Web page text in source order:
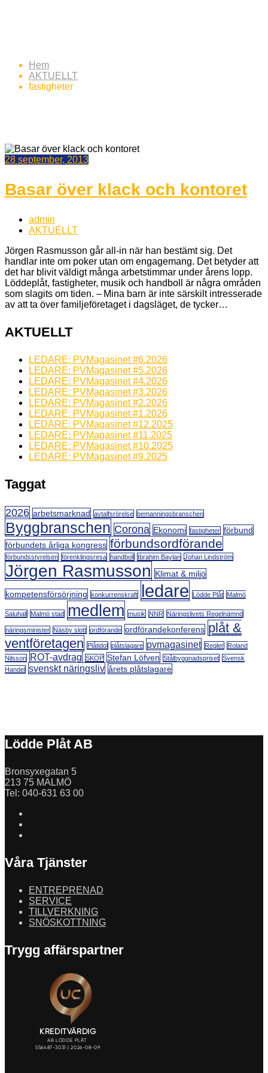
Hem
AKTUELLT
fastigheter
28 september, 2013
Basar över klack och kontoret
admin
AKTUELLT
Jörgen Rasmusson går all-in när han bestämt sig. Det
handlar inte om poker utan om engagemang. Det betyder att
det har blivit väldigt många arbetstimmar under årens lopp.
Löddeplåt, fastigheter, musik och handboll är några områden
som slagits om tiden. – Mina barn är inte särskilt intresserade
av att ta över familjeföretaget i dagsläget, de tycker…
AKTUELLT
LEDARE: PVMagasinet #6.2026
LEDARE: PVMagasinet #5.2026
LEDARE: PVMagasinet #4.2026
LEDARE: PVMagasinet #3.2026
LEDARE: PVMagasinet #2.2026
LEDARE: PVMagasinet #1.2026
LEDARE: PVMagasinet #12.2025
LEDARE: PVMagasinet #11.2025
LEDARE: PVMagasinet #10.2025
LEDARE: PVMagasinet #9.2025
Taggat
2026 arbetsmarknad avtalfsrörelse bemanningsbranschen
Byggbranschen Corona Ekonomi fastigheter förbund
förbundets årliga kongress förbundsordförande
förbundsstyrelsen förenklingsresa handboll Ibrahim Baylan Johan Lindström
Jörgen Rasmusson Klimat & miljö
kompetensförsörjning konkurrenskraft ledare Lödde Plåt Malmö
Saluhall Malmö stad medlem musik NNR Näringslivets Regelnämnd
näringsminister Näsby slott ordförande ordförandekonferens plåt &
ventföretagen
Plåtidol plåtslagare pvmagasinet Regler
Roland
Nilsson ROT-avdrag SKOP Stefan Löfven Stålbyggnadspriset Svensk
Handel
svenskt näringsliv årets plåtslagare
Lödde Plåt AB
Bronsyxegatan 5
213 75 MALMÖ
Tel: 040-631 63 00
Våra Tjänster
ENTREPRENAD
SERVICE
TILLVERKNING
SNÖSKOTTNING
Trygg affärspartner